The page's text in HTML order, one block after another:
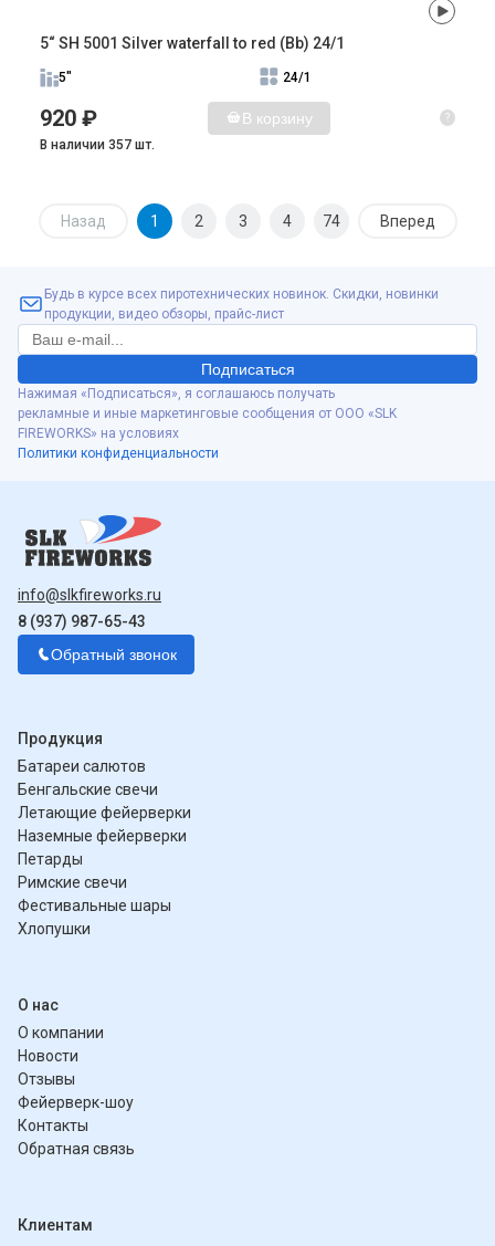
5“ SH 5001 Silver waterfall to red (Bb) 24/1
5" 24/1
920 ₽ В корзину ?
В наличии 357 шт.
Назад 1 2 3 4 74 Вперед
Будь в курсе всех пиротехнических новинок. Скидки, новинки
продукции, видео обзоры, прайс-лист
Подписаться
Нажимая «Подписаться», я соглашаюсь получать
рекламные и иные маркетинговые сообщения от ООО «SLK
FIREWORKS» на условиях
Политики конфиденциальности
info@slkfireworks.ru
8 (937) 987-65-43
Обратный звонок
Продукция
Батареи салютов
Бенгальские свечи
Летающие фейерверки
Наземные фейерверки
Петарды
Римские свечи
Фестивальные шары
Хлопушки
О нас
О компании
Новости
Отзывы
Фейерверк-шоу
Контакты
Обратная связь
Клиентам